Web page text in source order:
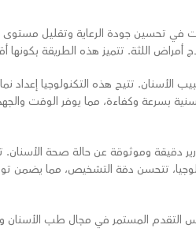
جودة الرعاية وتقليل مستوى
أمراض اللثة. تتميز هذه الطريقة
الأسنان. تتيح هذه التكنولوجيا إعداد
بسرعة وكفاءة، مما يوفر الوقت
دقيقة وموثوقة عن حالة صحة
تتحسن دقة التشخيص، مما يضمن
المستمر في مجال طب الأسنان